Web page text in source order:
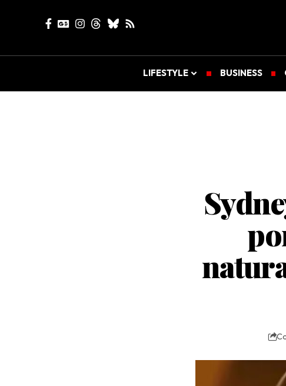
LIFESTYLE BUSINESS